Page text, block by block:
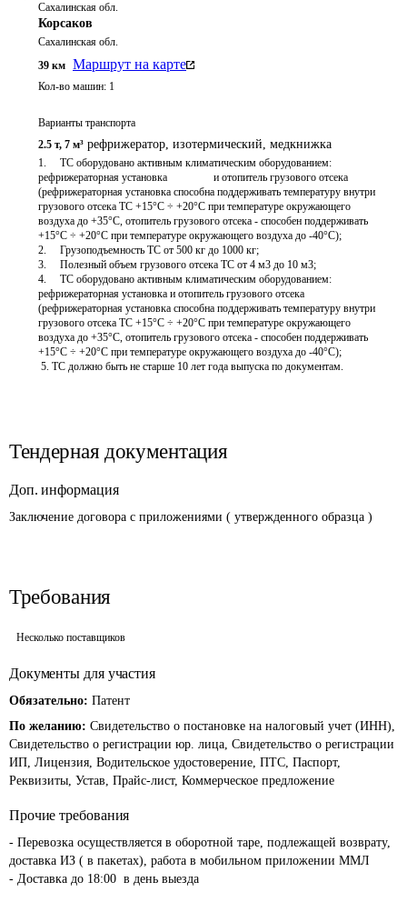
Сахалинская обл.
Корсаков
Сахалинская обл.
39 км Маршрут на карте
Кол-во машин: 1
Варианты транспорта
2.5 т, 7 м³ рефрижератор, изотермический, медкнижка
1.	ТС оборудовано активным климатическим оборудованием:
рефрижераторная установка                 и отопитель грузового отсека
(рефрижераторная установка способна поддерживать температуру внутри
грузового отсека ТС +15°C ÷ +20°С при температуре окружающего
воздуха до +35°C, отопитель грузового отсека - способен поддерживать
+15°C ÷ +20°С при температуре окружающего воздуха до -40°C);
2.	Грузоподъемность ТС от 500 кг до 1000 кг;
3.	Полезный объем грузового отсека ТС от 4 м3 до 10 м3;
4.	ТС оборудовано активным климатическим оборудованием:
рефрижераторная установка и отопитель грузового отсека
(рефрижераторная установка способна поддерживать температуру внутри
грузового отсека ТС +15°C ÷ +20°С при температуре окружающего
воздуха до +35°C, отопитель грузового отсека - способен поддерживать
+15°C ÷ +20°С при температуре окружающего воздуха до -40°C);
Тендерная документация
Доп. информация
Заключение договора с приложениями ( утвержденного образца )
Требования
Несколько поставщиков
Документы для участия
Обязательно: Патент
По желанию: Свидетельство о постановке на налоговый учет (ИНН),
Свидетельство о регистрации юр. лица, Свидетельство о регистрации
ИП, Лицензия, Водительское удостоверение, ПТС, Паспорт,
Реквизиты, Устав, Прайс-лист, Коммерческое предложение
Прочие требования
- Перевозка осуществляется в оборотной таре, подлежащей возврату,
доставка ИЗ ( в пакетах), работа в мобильном приложении ММЛ
- Доставка до 18:00  в день выезда